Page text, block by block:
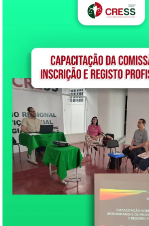
representantes do CRESS-
AL e do CFESS, discutiu uma
série de encaminhamentos
participaram as